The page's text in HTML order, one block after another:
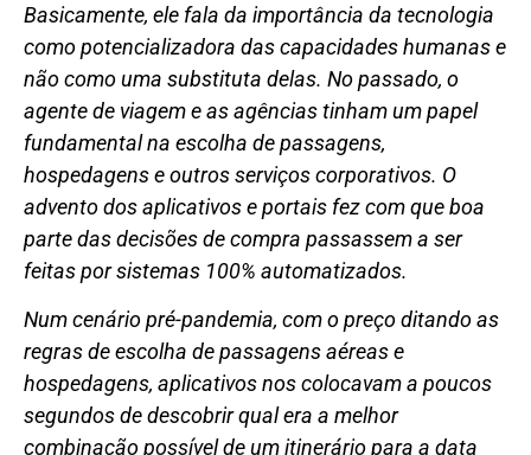
Basicamente, ele fala da importância da tecnologia
como potencializadora das capacidades humanas e
não como uma substituta delas. No passado, o
agente de viagem e as agências tinham um papel
fundamental na escolha de passagens,
hospedagens e outros serviços corporativos. O
advento dos aplicativos e portais fez com que boa
parte das decisões de compra passassem a ser
feitas por sistemas 100% automatizados.
Num cenário pré-pandemia, com o preço ditando as
regras de escolha de passagens aéreas e
hospedagens, aplicativos nos colocavam a poucos
segundos de descobrir qual era a melhor
combinação possível de um itinerário para a data